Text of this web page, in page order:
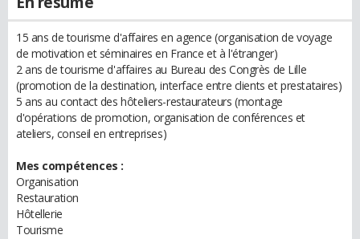
15 ans de tourisme d'affaires en agence (organisation de voyage
de motivation et séminaires en France et à l'étranger)
2 ans de tourisme d'affaires au Bureau des Congrès de Lille
(promotion de la destination, interface entre clients et prestataires)
5 ans au contact des hôteliers-restaurateurs (montage
d'opérations de promotion, organisation de conférences et
ateliers, conseil en entreprises)
Mes compétences :
Organisation
Restauration
Hôtellerie
Tourisme